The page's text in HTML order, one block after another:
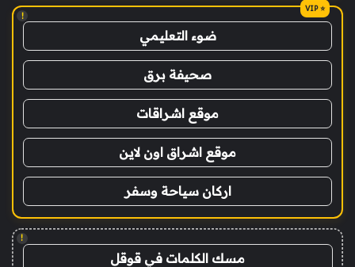
!
ضوء التعليمي
صحيفة برق
موقع اشراقات
موقع اشراق اون لاين
اركان سياحة وسفر
!
مسك الكلمات في قوقل